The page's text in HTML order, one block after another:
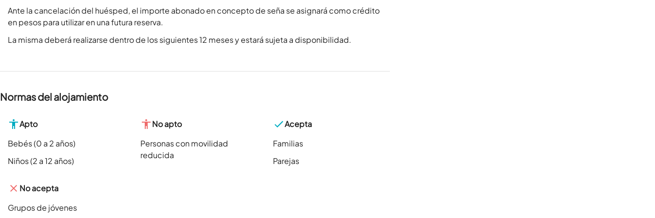
Ante la cancelación del huésped, el importe abonado en concepto de seña se asignará como crédito
en pesos para utilizar en una futura reserva.
La misma deberá realizarse dentro de los siguientes 12 meses y estará sujeta a disponibilidad.
Normas del alojamiento
Apto
Bebés (0 a 2 años)
Niños (2 a 12 años)
No apto
Personas con movilidad
reducida
Acepta
Familias
Parejas
No acepta
Grupos de jóvenes